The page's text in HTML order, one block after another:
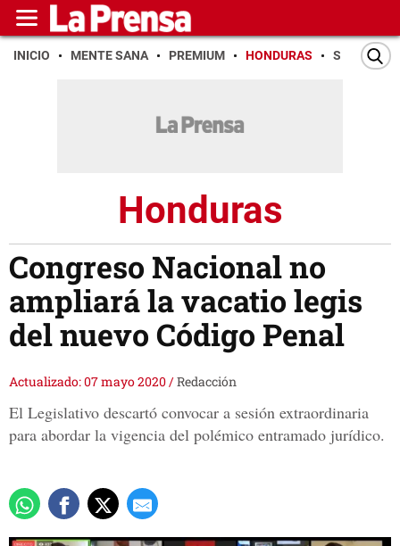
INICIO MENTE SANA PREMIUM HONDURAS SAN PEDRO
Honduras
Congreso Nacional no
ampliará la vacatio legis
del nuevo Código Penal
Actualizado: 07 mayo 2020/Redacción
El Legislativo descartó convocar a sesión extraordinaria
para abordar la vigencia del polémico entramado jurídico.